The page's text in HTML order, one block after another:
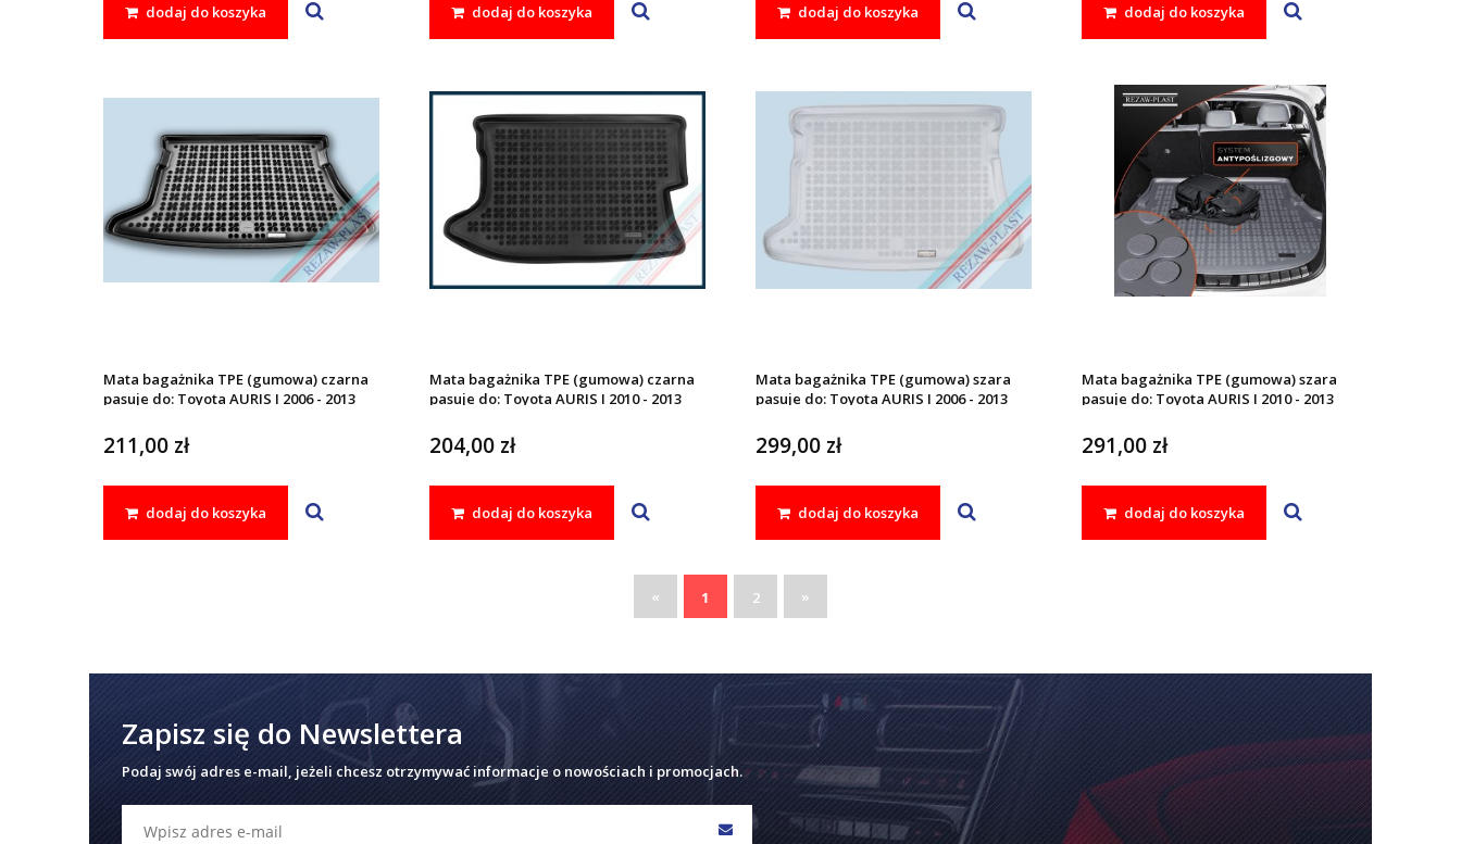
dodaj do koszyka dodaj do koszyka dodaj do koszyka dodaj do koszyka
Mata bagażnika TPE (gumowa) czarna
pasuje do: Toyota AURIS I 2006 - 2013
211,00 zł
dodaj do koszyka
Mata bagażnika TPE (gumowa) czarna
pasuje do: Toyota AURIS I 2010 - 2013
204,00 zł
dodaj do koszyka
Mata bagażnika TPE (gumowa) szara
pasuje do: Toyota AURIS I 2006 - 2013
299,00 zł
dodaj do koszyka
Mata bagażnika TPE (gumowa) szara
pasuje do: Toyota AURIS I 2010 - 2013
291,00 zł
dodaj do koszyka
« 1 2 »
Zapisz się do Newslettera
Podaj swój adres e-mail, jeżeli chcesz otrzymywać informacje o nowościach i promocjach.